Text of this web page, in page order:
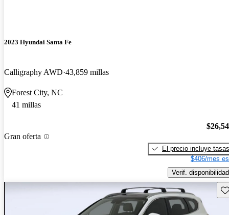
2023 Hyundai Santa Fe
Calligraphy AWD 43,859 millas
Forest City, NC
41 millas
Gran oferta
El precio incluye tasas
$406/mes
Verif. disponibilidad